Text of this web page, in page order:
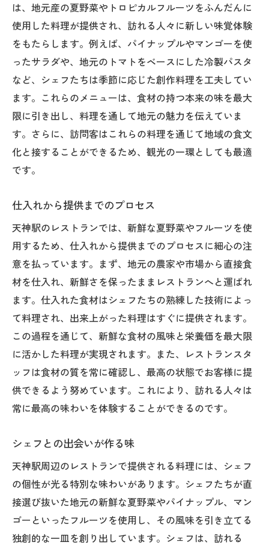
は、地元産の夏野菜やトロピカルフルーツをふんだんに
使用した料理が提供され、訪れる人々に新しい味覚体験
をもたらします。例えば、パイナップルやマンゴーを使
ったサラダや、地元のトマトをベースにした冷製パスタ
など、シェフたちは季節に応じた創作料理を工夫してい
ます。これらのメニューは、食材の持つ本来の味を最大
限に引き出し、料理を通して地元の魅力を伝えていま
す。さらに、訪問客はこれらの料理を通じて地域の食文
化と接することができるため、観光の一環としても最適
です。
仕入れから提供までのプロセス
天神駅のレストランでは、新鮮な夏野菜やフルーツを使
用するため、仕入れから提供までのプロセスに細心の注
意を払っています。まず、地元の農家や市場から直接食
材を仕入れ、新鮮さを保ったままレストランへと運ばれ
ます。仕入れた食材はシェフたちの熟練した技術によっ
て料理され、出来上がった料理はすぐに提供されます。
この過程を通じて、新鮮な食材の風味と栄養価を最大限
に活かした料理が実現されます。また、レストランスタ
ッフは食材の質を常に確認し、最高の状態でお客様に提
供できるよう努めています。これにより、訪れる人々は
常に最高の味わいを体験することができるのです。
シェフとの出会いが作る味
天神駅周辺のレストランで提供される料理には、シェフ
の個性が光る特別な味わいがあります。シェフたちが直
接選び抜いた地元の新鮮な夏野菜やパイナップル、マン
ゴーといったフルーツを使用し、その風味を引き立てる
独創的な一皿を創り出しています。シェフは、訪れる